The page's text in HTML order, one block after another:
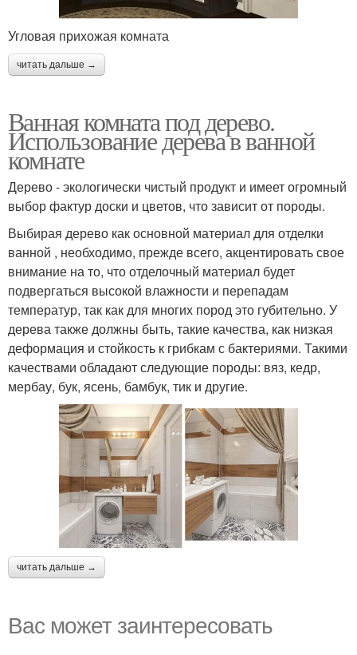
Угловая прихожая комната
читать дальше →
Ванная комната под дерево.
Использование дерева в ванной
комнате
Дерево - экологически чистый продукт и имеет огромный
выбор фактур доски и цветов, что зависит от породы.
Выбирая дерево как основной материал для отделки
ванной , необходимо, прежде всего, акцентировать свое
внимание на то, что отделочный материал будет
подвергаться высокой влажности и перепадам
температур, так как для многих пород это губительно. У
дерева также должны быть, такие качества, как низкая
деформация и стойкость к грибкам с бактериями. Такими
качествами обладают следующие породы: вяз, кедр,
мербау, бук, ясень, бамбук, тик и другие.
читать дальше →
Вас может заинтересовать